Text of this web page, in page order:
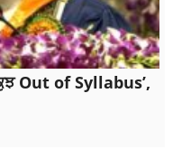
Out of Syllabus’,